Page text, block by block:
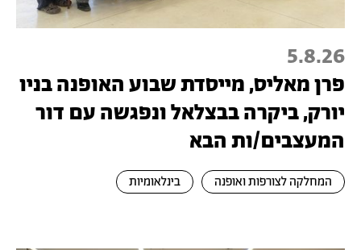
5.8.26
פרן מאליס, מייסדת שבוע האופנה בניו
יורק, ביקרה בבצלאל ונפגשה עם דור
המעצבים/ות הבא
המחלקה לצורפות ואופנה בינלאומיות